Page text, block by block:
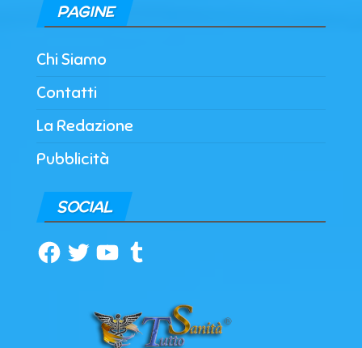
PAGINE
Chi Siamo
Contatti
La Redazione
Pubblicità
SOCIAL
Facebook
TwitterYouTubeTumblr